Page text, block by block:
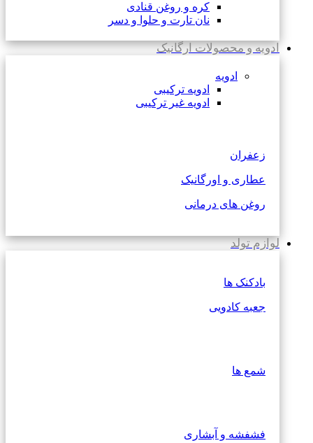
کره و روغن قنادی
نان تارت و حلوا و دسر
ادویه و محصولات ارگانیک
ادویه
ادویه ترکیبی
ادویه غیر ترکیبی
زعفران
عطاری و اورگانیک
روغن های درمانی
لوازم تولد
بادکنک ها
جعبه کادویی
شمع ها
فشفشه و آبشاری